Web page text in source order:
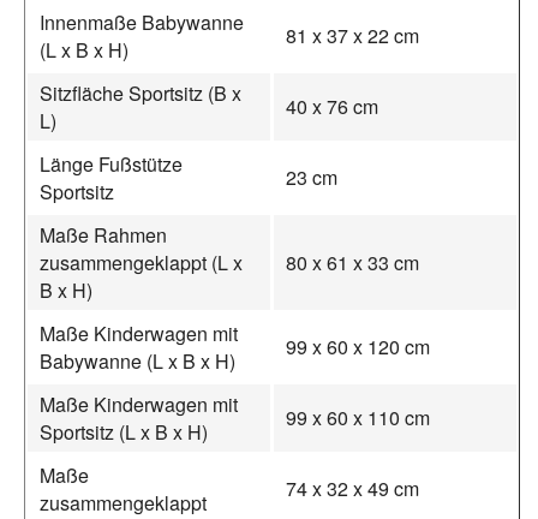
Innenmaße Babywanne
(L x B x H)
81 x 37 x 22 cm
Sitzfläche Sportsitz (B x
L)
40 x 76 cm
Länge Fußstütze
Sportsitz
23 cm
Maße Rahmen
zusammengeklappt (L x
B x H)
80 x 61 x 33 cm
Maße Kinderwagen mit
Babywanne (L x B x H)
99 x 60 x 120 cm
Maße Kinderwagen mit
Sportsitz (L x B x H)
99 x 60 x 110 cm
Maße
zusammengeklappt
74 x 32 x 49 cm